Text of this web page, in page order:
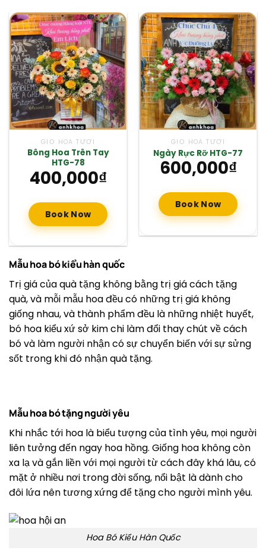
GIỎ HOA TƯƠI
Bông Hoa Trên Tay
HTG-78
400,000₫
Book Now
GIỎ HOA TƯƠI
Ngày Rực Rỡ HTG-77
600,000₫
Book Now
Mẫu hoa bó kiểu hàn quốc
Trị giá của quà tặng không bằng trị giá cách tặng
quà, và mỗi mẫu hoa đều có những trị giá không
giống nhau, và thành phẩm đều là những nhiệt huyết,
bó hoa kiểu xứ sở kim chi làm đổi thay chút về cách
bó và làm người nhận có sự chuyển biến với sự sửng
sốt trong khi đó nhận quà tặng.
Mẫu hoa bó tặng người yêu
Khi nhắc tới hoa là biểu tượng của tình yêu, mọi người
liên tưởng đến ngay hoa hồng. Giống hoa không còn
xa lạ và gắn liền với mọi người từ cách đây khá lâu, có
mặt ở nhiều nơi trong đời sống, nổi bật là dành cho
đôi lứa nên tương xứng để tặng cho người mình yêu.
Hoa Bó Kiểu Hàn Quốc